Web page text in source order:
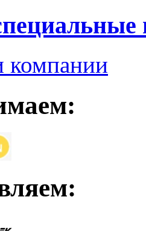
компании